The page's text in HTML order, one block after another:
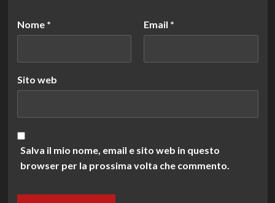
Nome * Email *
Sito web
Salva il mio nome, email e sito web in questo
browser per la prossima volta che commento.